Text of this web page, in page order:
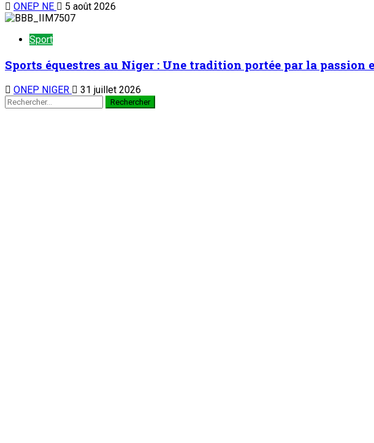
ONEP NE 5 août 2026
Sport
Sports équestres au Niger : Une tradition portée par la
ONEP NIGER 31 juillet 2026